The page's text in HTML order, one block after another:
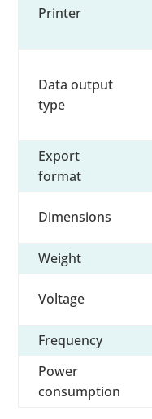
Printer
Data output
type
Export
format
Dimensions
Weight
Voltage
Frequency
Power
consumption